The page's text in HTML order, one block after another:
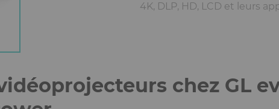
4K, DLP, HD, LCD et leurs
chez GL